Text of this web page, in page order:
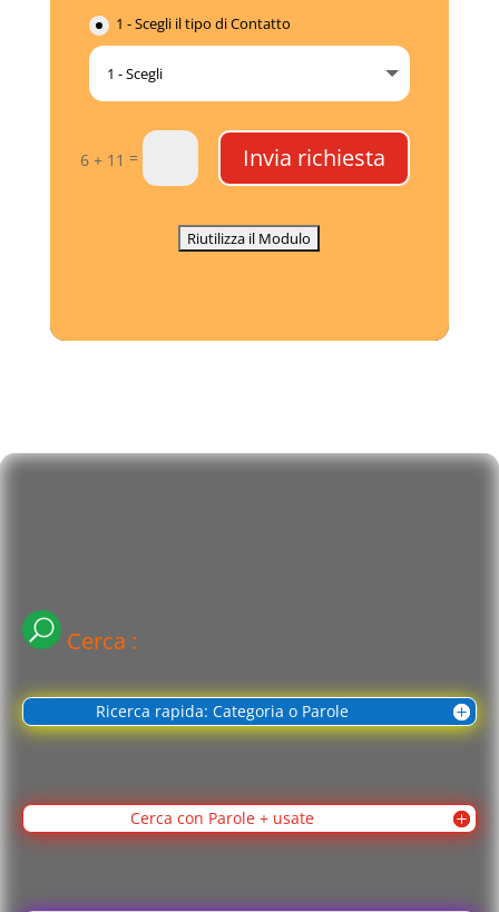
1 - Scegli il tipo di Contatto
6 + 11 = Invia richiesta
Cerca :
Ricerca rapida: Categoria o Parole
Cerca con Parole + usate